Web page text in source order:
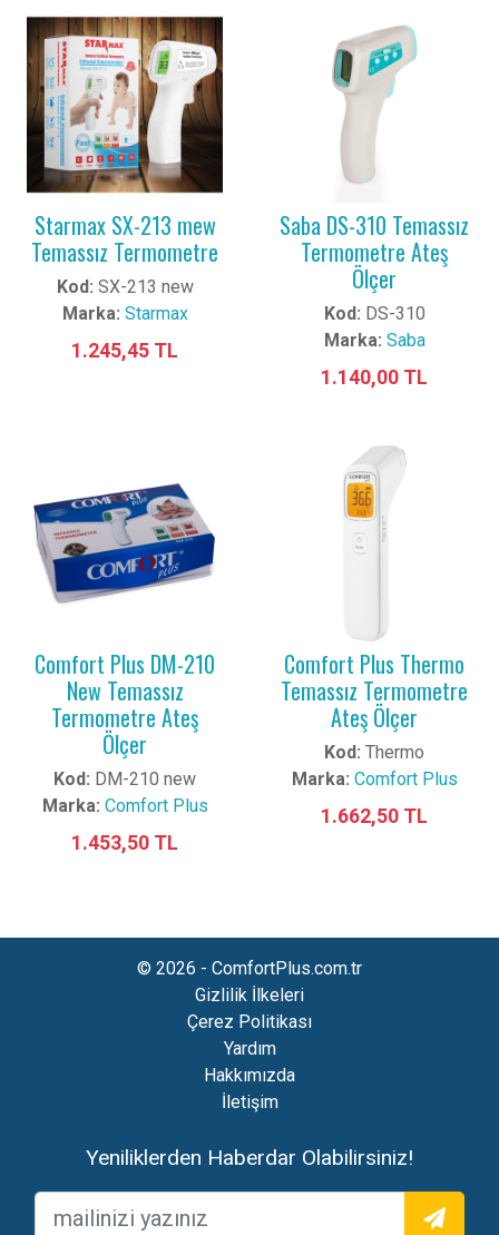
Starmax SX-213 mew
Temassız Termometre
Kod: SX-213 new
Marka: Starmax
1.245,45 TL
Saba DS-310 Temassız
Termometre Ateş
Ölçer
Kod: DS-310
Marka: Saba
1.140,00 TL
Comfort Plus DM-210
New Temassız
Termometre Ateş
Ölçer
Kod: DM-210 new
Marka: Comfort Plus
1.453,50 TL
Comfort Plus Thermo
Temassız Termometre
Ateş Ölçer
Kod: Thermo
Marka: Comfort Plus
1.662,50 TL
© 2026 - ComfortPlus.com.tr
Gizlilik İlkeleri
Çerez Politikası
Yardım
Hakkımızda
İletişim
Yeniliklerden Haberdar Olabilirsiniz!